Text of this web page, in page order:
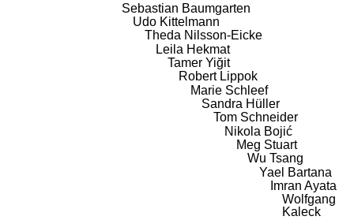
Sebastian Baumgarten
Udo Kittelmann
Theda Nilsson-Eicke
Leila Hekmat
Tamer Yiğit
Robert Lippok
Marie Schleef
Sandra Hüller
Tom Schneider
Nikola Bojić
Meg Stuart
Wu Tsang
Yael Bartana
Imran Ayata
Wolfgang
Kaleck